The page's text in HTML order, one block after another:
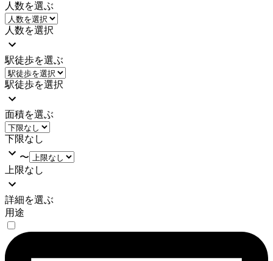
人数を選ぶ
人数を選択
駅徒歩を選ぶ
駅徒歩を選択
面積を選ぶ
下限なし
〜
上限なし
詳細を選ぶ
用途